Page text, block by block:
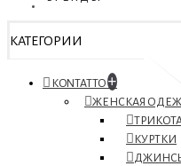
КАТЕГОРИИ
KONTATTO+
ЖЕНСКАЯ
КУРТКИ